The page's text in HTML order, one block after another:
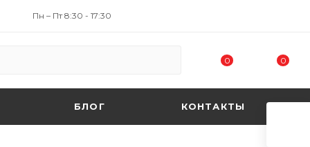
Пн – Пт 8:30 - 17:30
0 0
БЛОГ КОНТАКТЫ